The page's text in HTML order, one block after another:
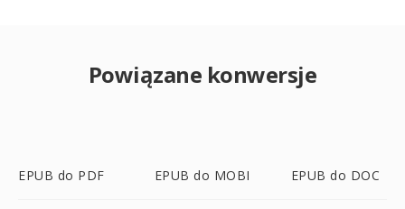
Powiązane konwersje
EPUB do PDF EPUB do MOBI EPUB do DOC